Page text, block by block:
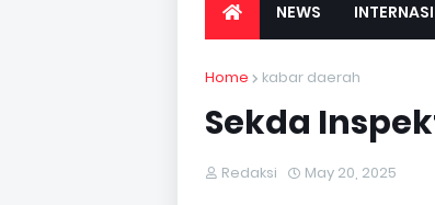
NEWS
Home kabar daerah
Sekda
Redaksi May 20, 2025